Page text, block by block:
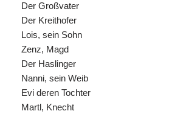
Der Großvater
Der Kreithofer
Lois, sein Sohn
Zenz, Magd
Der Haslinger
Nanni, sein Weib
Evi deren Tochter
Martl, Knecht